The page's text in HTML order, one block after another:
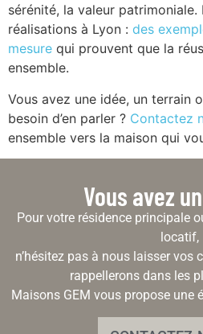
sérénité, la valeur patrimoniale.
réalisations à Lyon : des
mesure qui prouvent que la
ensemble.
Vous avez une idée, un terrain
besoin d’en parler ? Contactez
ensemble vers la maison qui
Vous avez
Pour votre résidence principale
locatif,
n’hésitez pas à nous laisser vos
rappellerons dans les
Maisons GEM vous propose une